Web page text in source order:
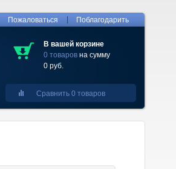
Пожаловаться Поблагодарить
В вашей корзине
0 товаров на сумму
0 руб.
Сравнить 0 товаров